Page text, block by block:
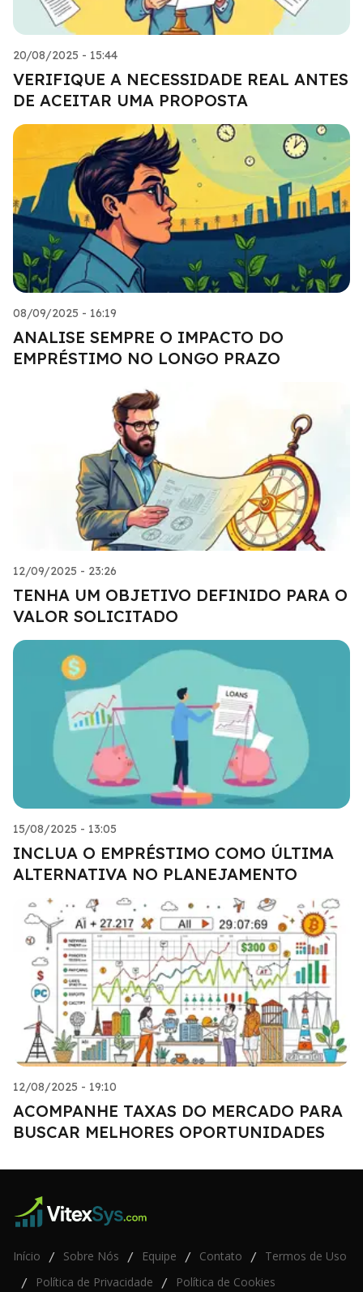
20/08/2025 - 15:44
VERIFIQUE A NECESSIDADE REAL ANTES
DE ACEITAR UMA PROPOSTA
08/09/2025 - 16:19
ANALISE SEMPRE O IMPACTO DO
EMPRÉSTIMO NO LONGO PRAZO
12/09/2025 - 23:26
TENHA UM OBJETIVO DEFINIDO PARA O
VALOR SOLICITADO
15/08/2025 - 13:05
INCLUA O EMPRÉSTIMO COMO ÚLTIMA
ALTERNATIVA NO PLANEJAMENTO
12/08/2025 - 19:10
ACOMPANHE TAXAS DO MERCADO PARA
BUSCAR MELHORES OPORTUNIDADES
Início / Sobre Nós / Equipe / Contato / Termos de Uso
/ Política de Privacidade / Política de Cookies